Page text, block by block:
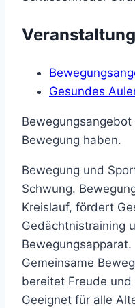
Gesundes
Bewegung haben.
Bewegung und
Schwung.
Kreislauf, fördert
Gedächtnistraining
Bewegungsapparat.
Gemeinsame
bereitet Freude
Geeignet für alle